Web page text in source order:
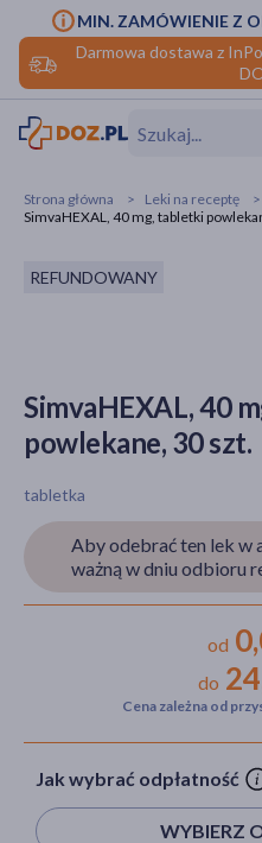
Darmowa dostawa z
MIN. ZAMÓWIENIE Z
Hit
makijażu
Hit
Strona główna
Leki na receptę
SimvaHEXAL, 40 mg, tabletki
REFUNDOWANY
SimvaHEXAL, 40
powlekane, 30 szt.
tabletka
Aby odebrać ten lek w
ważną w dniu odbioru
od
do
Cena zależna od
Jak wybrać odpłatność
WYBIERZ